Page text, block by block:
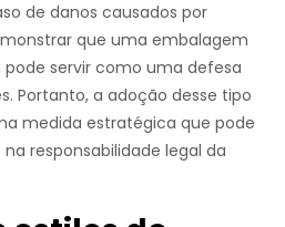
de danos causados por
que uma embalagem
servir como uma defesa
Portanto, a adoção desse tipo
medida estratégica que pode
responsabilidade legal da